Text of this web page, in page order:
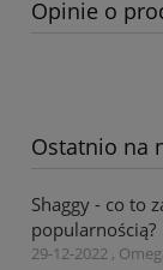
Opinie o
Ostatnio na
Shaggy - co to
popularnością?
29-12-2022 ,